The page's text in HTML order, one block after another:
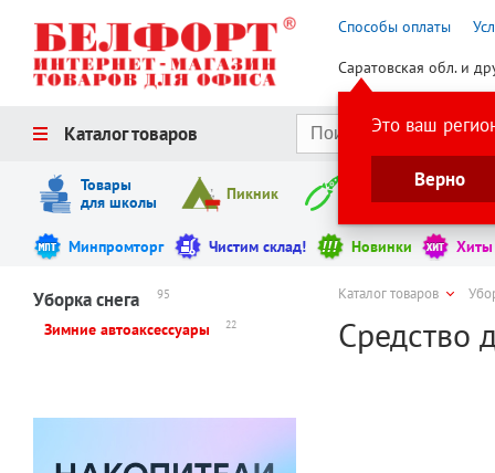
Способы оплаты
Саратовская обл. и
Это ваш
Верно
Каталог товаров
Товары
для школы
Пикник Инструменты
Минпромторг Чистим склад! Новинки Хиты
Уборка снега 95
Зимние автоаксессуары 22
Каталог товаров
Средство